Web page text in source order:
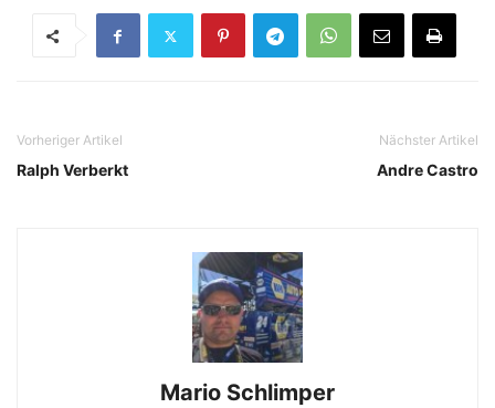
Vorheriger Artikel
Ralph Verberkt
Nächster Artikel
Andre Castro
Mario Schlimper